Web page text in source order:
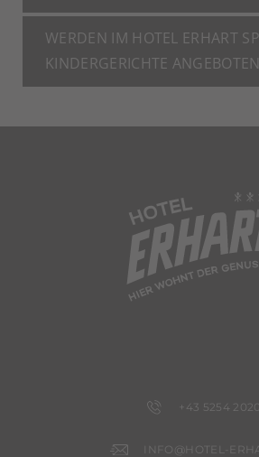
WERDEN IM HOTEL ERHART
KINDERGERICHTE
+43 5254 2020
INFO@HOTEL-